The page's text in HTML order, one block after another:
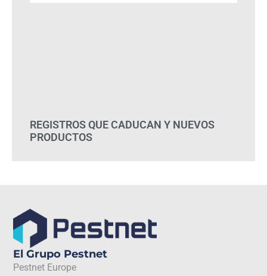
REGISTROS QUE CADUCAN Y NUEVOS
PRODUCTOS
El Grupo Pestnet
Pestnet Europe